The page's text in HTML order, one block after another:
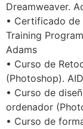
Dreamweaver.
• Certificado
Training
Adams
• Curso de
(Photoshop).
• Curso de
ordenador
• Curso de